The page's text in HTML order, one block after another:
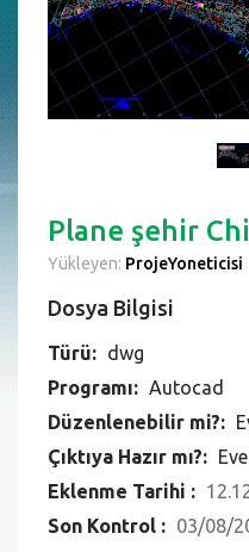
Plane şehir
Yükleyen:ProjeYoneticisi
Dosya Bilgisi
Türü: dwg
Programı: Autocad
Düzenlenebilir mi?:
Çıktıya Hazır mı?:
Eklenme Tarihi :